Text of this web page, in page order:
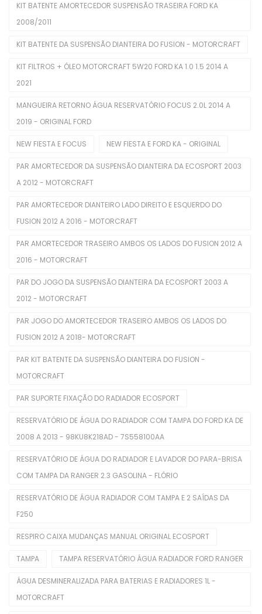
Cabeçotes
Cabos De Velas
Corpo De Borboleta
Correias Dentadas
Correias Poly V
Filtros De Ar
Filtros De Combustível
Filtros De Óleo
Juntas Tampa De Válvula
Kit De Distribuição
Mangueira Radiador
Mangueiras De Admissão
Polia De Virabrequim
Rolamentos
Seletora Do Trambulador
Sensor De Óleo
Sensor De Temperatura
KIT BATENTE AMORTECEDOR SUSPENSÃO TRASEIRA FORD KA
2008/2011
KIT BATENTE DA SUSPENSÃO DIANTEIRA DO FUSION - MOTORCRAFT
KIT FILTROS + ÓLEO MOTORCRAFT 5W20 FORD KA 1.0 1.5 2014 A
2021
MANGUEIRA RETORNO ÁGUA RESERVATÓRIO FOCUS 2.0L 2014 A
2019 - ORIGINAL FORD
NEW FIESTA E FOCUS NEW FIESTA E FORD KA - ORIGINAL
PAR AMORTECEDOR DA SUSPENSÃO DIANTEIRA DA ECOSPORT 2003
A 2012 - MOTORCRAFT
PAR AMORTECEDOR DIANTEIRO LADO DIREITO E ESQUERDO DO
FUSION 2012 A 2016 - MOTORCRAFT
PAR AMORTECEDOR TRASEIRO AMBOS OS LADOS DO FUSION 2012 A
2016 - MOTORCRAFT
PAR DO JOGO DA SUSPENSÃO DIANTEIRA DA ECOSPORT 2003 A
2012 - MOTORCRAFT
PAR JOGO DO AMORTECEDOR TRASEIRO AMBOS OS LADOS DO
FUSION 2012 A 2018- MOTORCRAFT
PAR KIT BATENTE DA SUSPENSÃO DIANTEIRA DO FUSION -
MOTORCRAFT
PAR SUPORTE FIXAÇÃO DO RADIADOR ECOSPORT
RESERVATÓRIO DE ÁGUA DO RADIADOR COM TAMPA DO FORD KA DE
2008 A 2013 - 98KU8K218AD - 7S558100AA
RESERVATÓRIO DE ÁGUA DO RADIADOR E LAVADOR DO PARA-BRISA
COM TAMPA DA RANGER 2.3 GASOLINA - FLÓRIO
RESERVATÓRIO DE ÁGUA RADIADOR COM TAMPA E 2 SAÍDAS DA
F250
RESPIRO CAIXA MUDANÇAS MANUAL ORIGINAL ECOSPORT
TAMPA TAMPA RESERVATÓRIO ÁGUA RADIADOR FORD RANGER
ÁGUA DESMINERALIZADA PARA BATERIAS E RADIADORES 1L -
MOTORCRAFT